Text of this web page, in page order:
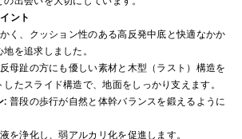
ント
く、クッション性のある高反発中底と快適なかか
を追求しました。
母趾の方にも優しい素材と木型（ラスト）構造を
たスライド構造で、地面をしっかり支えます。
: 普段の歩行が自然と体幹バランスを鍛えるように
を浄化し、弱アルカリ化を促進します。